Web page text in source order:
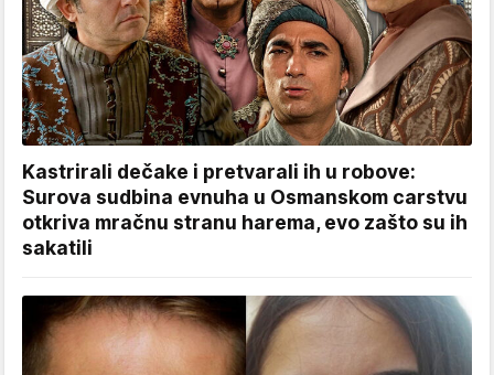
Kastrirali dečake i pretvarali ih u robove:
Surova sudbina evnuha u Osmanskom carstvu
otkriva mračnu stranu harema, evo zašto su ih
sakatili